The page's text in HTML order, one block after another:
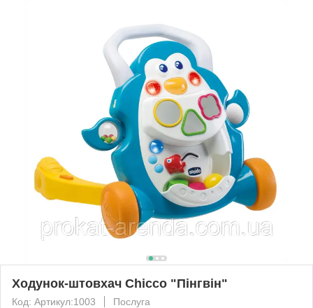
Ходунок-штовхач Chicco "Пінгвін"
Код: Артикул:1003 Послуга